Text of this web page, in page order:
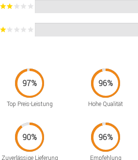
Top Preis-Leistung Hohe Qualität
Zuverlässige Lieferung Empfehlung